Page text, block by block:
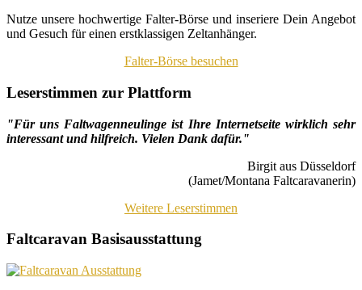
Nutze unsere hochwertige Falter-Börse und inseriere Dein Angebot
und Gesuch für einen erstklassigen Zeltanhänger.
Falter-Börse besuchen
Leserstimmen zur Plattform
"Für uns Faltwagenneulinge ist Ihre Internetseite wirklich sehr
interessant und hilfreich. Vielen Dank dafür."
Birgit aus Düsseldorf
(Jamet/Montana Faltcaravanerin)
Weitere Leserstimmen
Faltcaravan Basisausstattung